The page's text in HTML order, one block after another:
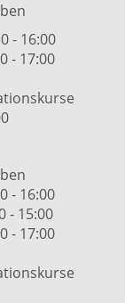
- 16:00
- 17:00
- 16:00
15:00
- 17:00